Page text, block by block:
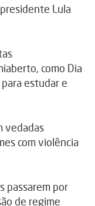
Lula
como Dia
estudar e
vedadas
com violência
passarem por
de regime